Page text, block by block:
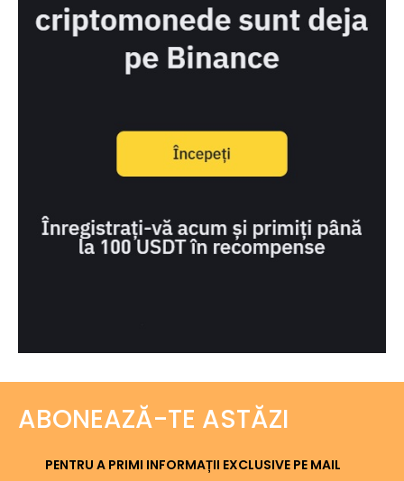
ABONEAZĂ-TE ASTĂZI
PENTRU A PRIMI INFORMAȚII EXCLUSIVE PE MAIL